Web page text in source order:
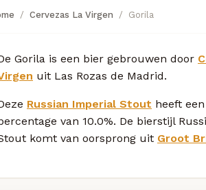
Cervezas La Virgen Gorila
Gorila is een bier gebrouwen door
uit Las Rozas de Madrid.
Russian Imperial Stout heeft
van 10.0%. De bierstijl
komt van oorsprong uit Groot